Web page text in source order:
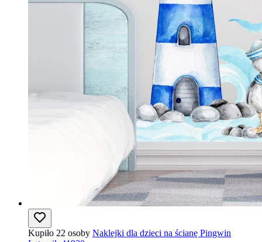
Kupiło 22 osoby Naklejki dla dzieci na ścianę Pingwin